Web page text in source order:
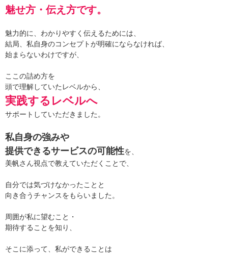
魅せ方・伝え方です。
魅力的に、わかりやすく伝えるためには、
結局、私自身のコンセプトが明確にならなければ、
始まらないわけですが、
ここの詰め方を
頭で理解していたレベルから、
実践するレベルへ
サポートしていただきました。
私自身の強みや
提供できるサービスの可能性を、
美帆さん視点で教えていただくことで、
自分では気づけなかったことと
向き合うチャンスをもらいました。
周囲が私に望むこと・
期待することを知り、
そこに添って、私ができることは